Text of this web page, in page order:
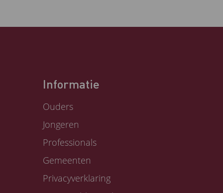
Informatie
Ouders
Jongeren
Professionals
Gemeenten
Privacyverklaring